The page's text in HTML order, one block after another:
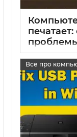
17 05 2025
Все про